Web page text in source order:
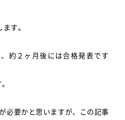
す。
約２ヶ月後には合格発表です
必要かと思いますが、この記事